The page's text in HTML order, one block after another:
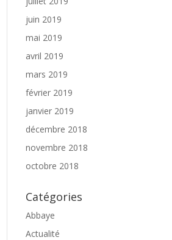
juin 2019
mai 2019
avril 2019
mars 2019
février 2019
janvier 2019
décembre 2018
novembre 2018
octobre 2018
Catégories
Abbaye
Actualité